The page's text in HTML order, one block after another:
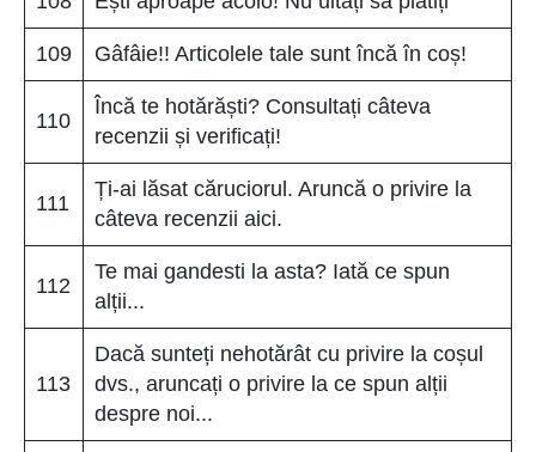
109 Gâfâie!! Articolele tale sunt încă în coș!
110
Încă te hotărăști? Consultați câteva
recenzii și verificați!
111
Ți-ai lăsat căruciorul. Aruncă o privire la
câteva recenzii aici.
112
Te mai gandesti la asta? Iată ce spun
alții...
113
Dacă sunteți nehotărât cu privire la coșul
dvs., aruncați o privire la ce spun alții
despre noi...